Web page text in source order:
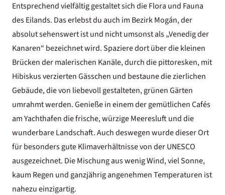
Entsprechend vielfältig gestaltet sich die Flora und Fauna
des Eilands. Das erlebst du auch im Bezirk Mogán, der
absolut sehenswert ist und nicht umsonst als „Venedig der
Kanaren“ bezeichnet wird. Spaziere dort über die kleinen
Brücken der malerischen Kanäle, durch die pittoresken, mit
Hibiskus verzierten Gässchen und bestaune die zierlichen
Gebäude, die von liebevoll gestalteten, grünen Gärten
umrahmt werden. Genieße in einem der gemütlichen Cafés
am Yachthafen die frische, würzige Meeresluft und die
wunderbare Landschaft. Auch deswegen wurde dieser Ort
für besonders gute Klimaverhältnisse von der UNESCO
ausgezeichnet. Die Mischung aus wenig Wind, viel Sonne,
kaum Regen und ganzjährig angenehmen Temperaturen ist
nahezu einzigartig.